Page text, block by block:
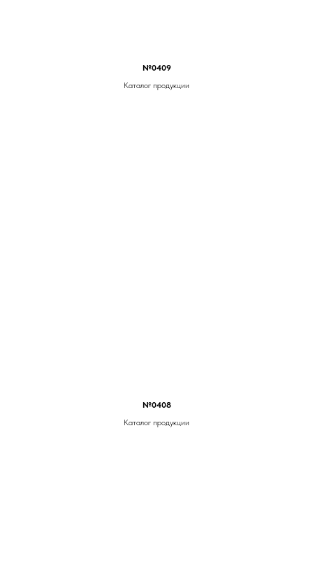
№0409
Каталог продукции
№0408
Каталог продукции